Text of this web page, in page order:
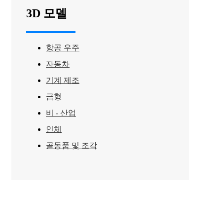
3D 모델
항공 우주
자동차
기계 제조
금형
비 - 산업
인체
골동품 및 조각